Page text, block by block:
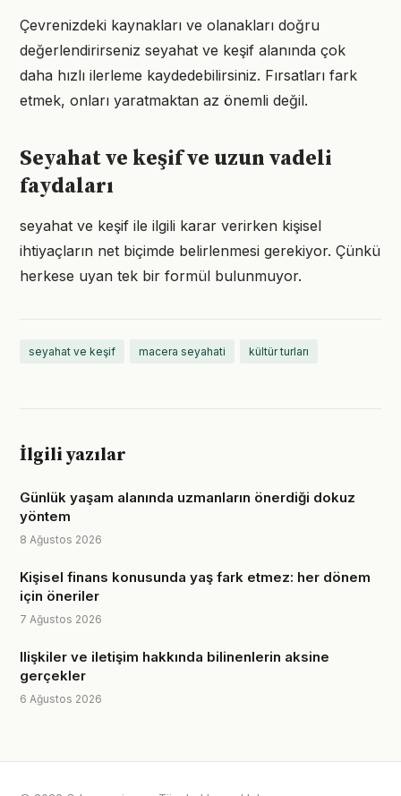
Çevrenizdeki kaynakları ve olanakları doğru
değerlendirirseniz seyahat ve keşif alanında çok
daha hızlı ilerleme kaydedebilirsiniz. Fırsatları fark
etmek, onları yaratmaktan az önemli değil.
Seyahat ve keşif ve uzun vadeli
faydaları
seyahat ve keşif ile ilgili karar verirken kişisel
ihtiyaçların net biçimde belirlenmesi gerekiyor. Çünkü
herkese uyan tek bir formül bulunmuyor.
seyahat ve keşif macera seyahati kültür turları
İlgili yazılar
Günlük yaşam alanında uzmanların önerdiği dokuz
yöntem
8 Ağustos 2026
Kişisel finans konusunda yaş fark etmez: her dönem
için öneriler
7 Ağustos 2026
Ilişkiler ve iletişim hakkında bilinenlerin aksine
gerçekler
6 Ağustos 2026